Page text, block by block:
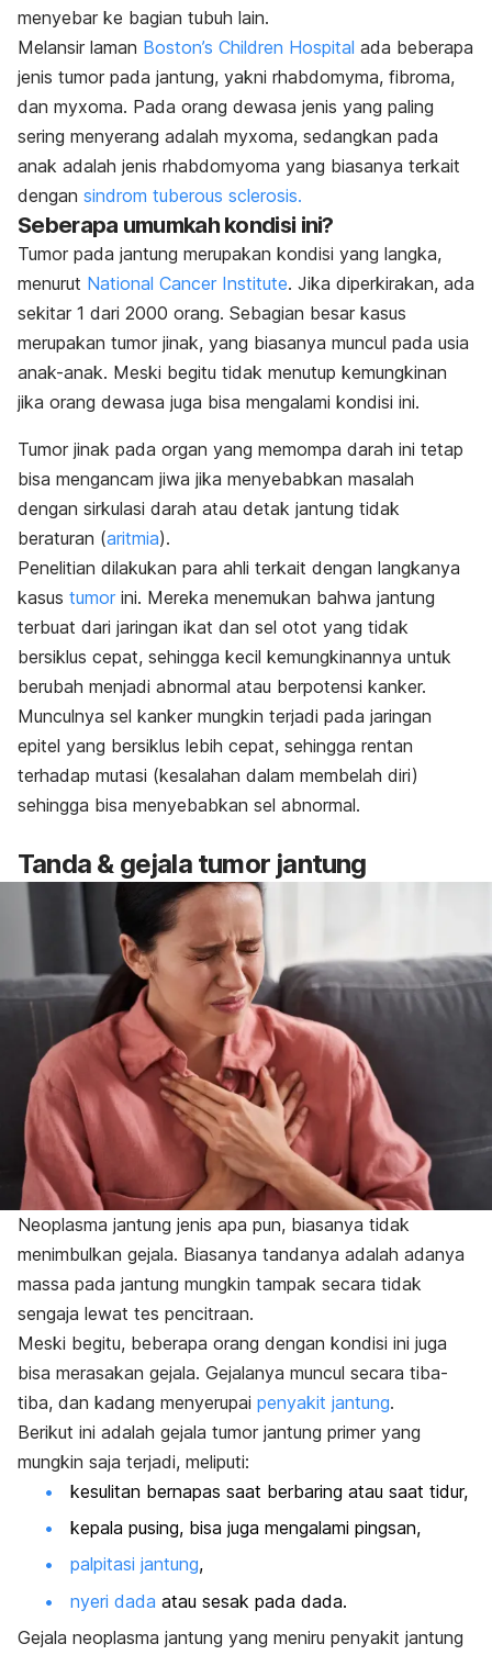
menyebar ke bagian tubuh lain.
Melansir laman Boston’s Children Hospital ada beberapa
jenis tumor pada jantung, yakni rhabdomyma, fibroma,
dan myxoma. Pada orang dewasa jenis yang paling
sering menyerang adalah myxoma, sedangkan pada
anak adalah jenis rhabdomyoma yang biasanya terkait
dengan sindrom tuberous sclerosis.
Seberapa umumkah kondisi ini?
Tumor pada jantung merupakan kondisi yang langka,
menurut National Cancer Institute. Jika diperkirakan, ada
sekitar 1 dari 2000 orang. Sebagian besar kasus
merupakan tumor jinak, yang biasanya muncul pada usia
anak-anak. Meski begitu tidak menutup kemungkinan
jika orang dewasa juga bisa mengalami kondisi ini.
Tumor jinak pada organ yang memompa darah ini tetap
bisa mengancam jiwa jika menyebabkan masalah
dengan sirkulasi darah atau detak jantung tidak
beraturan (aritmia).
Penelitian dilakukan para ahli terkait dengan langkanya
kasus tumor ini. Mereka menemukan bahwa jantung
terbuat dari jaringan ikat dan sel otot yang tidak
bersiklus cepat, sehingga kecil kemungkinannya untuk
berubah menjadi abnormal atau berpotensi kanker.
Munculnya sel kanker mungkin terjadi pada jaringan
epitel yang bersiklus lebih cepat, sehingga rentan
terhadap mutasi (kesalahan dalam membelah diri)
sehingga bisa menyebabkan sel abnormal.
Tanda & gejala tumor jantung
Neoplasma jantung jenis apa pun, biasanya tidak
menimbulkan gejala. Biasanya tandanya adalah adanya
massa pada jantung mungkin tampak secara tidak
sengaja lewat tes pencitraan.
Meski begitu, beberapa orang dengan kondisi ini juga
bisa merasakan gejala. Gejalanya muncul secara tiba-
tiba, dan kadang menyerupai penyakit jantung.
Berikut ini adalah gejala tumor jantung primer yang
mungkin saja terjadi, meliputi:
kesulitan bernapas saat berbaring atau saat tidur,
kepala pusing, bisa juga mengalami pingsan,
palpitasi jantung,
nyeri dada atau sesak pada dada.
Gejala neoplasma jantung yang meniru penyakit jantung